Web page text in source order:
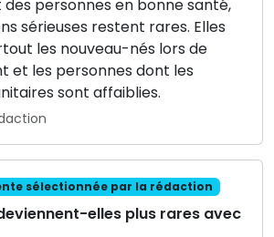
personnes en bonne santé,
sérieuses restent rares. Elles
les nouveau-nés lors de
et les personnes dont les
sont affaiblies.
sélectionnée par la rédaction
elles plus rares avec